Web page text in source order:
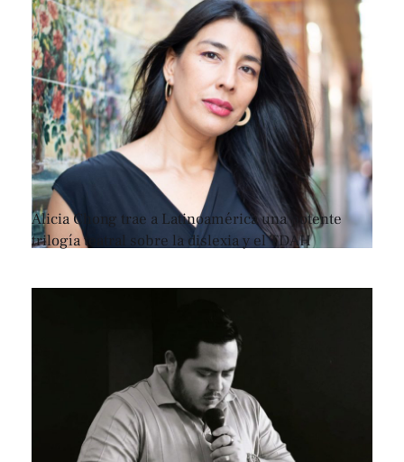
Alicia Chong trae a Latinoamérica una potente
trilogía teatral sobre la dislexia y el TDAH